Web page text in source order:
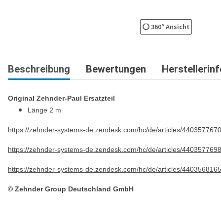
360° Ansicht
Beschreibung Bewertungen
Original Zehnder-Paul Ersatzteil
Länge 2 m
https://zehnder-systems-de.zendesk.com/hc/de/articles/
https://zehnder-systems-de.zendesk.com/hc/de/articles/
https://zehnder-systems-de.zendesk.com/hc/de/articles/
© Zehnder Group Deutschland GmbH